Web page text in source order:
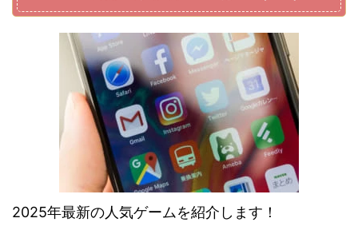
2025年最新の人気ゲームを紹介します！